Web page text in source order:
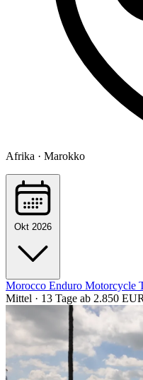
Afrika · Marokko
Okt 2026
Morocco Enduro Motorcycle
Mittel · 13 Tage ab 2.850 EUR